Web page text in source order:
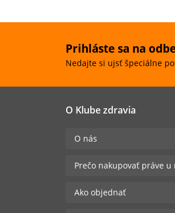
Prihláste sa na
Nedajte si ujsť špeciálne
O Klube zdravia
O nás
Prečo nakupovať práve u
Ako objednať